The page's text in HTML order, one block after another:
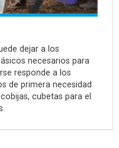
dejar a los
necesarios para
responde a los
de primera necesidad
cubetas para el